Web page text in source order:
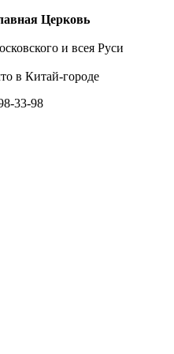
Церковь
и всея Руси
в Китай-городе
33-98